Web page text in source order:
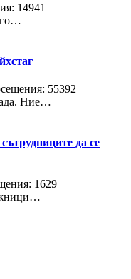
14941
55392
Ние…
да се
1629